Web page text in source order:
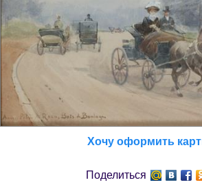
Хочу оформить
Поделиться